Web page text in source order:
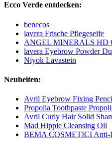
Ecco Verde entdecken:
benecos
lavera Frische Pflegeseife
ANGEL MINERALS HD
lavera Eyebrow Powder
Niyok Lavastein
Neuheiten:
Avril Eyebrow Fixing
Propolia Toothpaste
Avril Curly Hair Solid
Mad Hippie Cleansing Oil
BEMA COSMETICI Anti-